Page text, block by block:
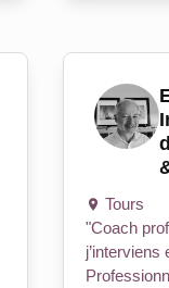
Tours
"Coach